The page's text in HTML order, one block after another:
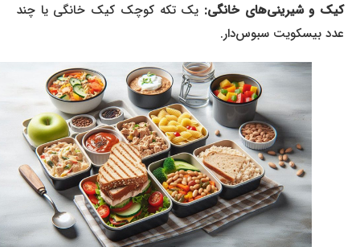
کیک و شیرینی‌های خانگی:یک تکه کوچک کیک خانگی یا چند
عدد بیسکویت سبوس‌دار.